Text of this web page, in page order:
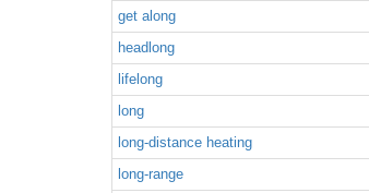
get along
headlong
lifelong
long
long-distance heating
long-range